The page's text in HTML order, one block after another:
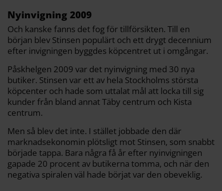
Nyinvigning 2009
Och kanske fanns det fog för tillförsikten. Till en
början blev Stinsen populärt och ett drygt decennium
efter invigningen byggdes köpcentret ut i omgångar.
Påskhelgen 2009 var det nyinvigning med 30 nya
butiker. Stinsen var ett av hela Stockholms största
köpcenter och hade som uttalat mål att locka till sig
kunder från bland annat Täby centrum och Kista
centrum.
Men så blev det inte. I stället jobbade den där
marknadsekonomin plötsligt mot Stinsen, som snabbt
började tappa. Bara några få år efter nyinvigningen
gapade 20 procent av butikerna tomma, och när den
negativa spiralen väl hade börjat var den obeveklig.